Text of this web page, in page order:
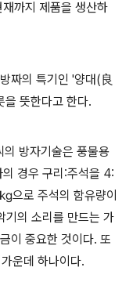
재까지 제품을 생산하
짜의 특기인 '양대(良
을 뜻한다고 한다.
방자기술은 풍물용
경우 구리 :주석을 4:
㎏으로 주석의 함유량이
기의 소리를 만드는 가
이 중요한 것이다. 또
운데 하나이다.